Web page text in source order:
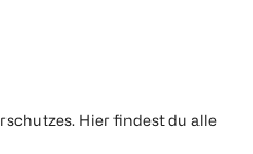
Hier findest du alle